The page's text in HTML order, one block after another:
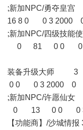
;新加NPC/勇夺
16 8 0 0 3 2000
;新加NPC/四级
0 81 0 0 0 3
装备升级大师
0 0 0 3 2000 0
;新加NPC/许愿
0 13 0 0 0 3
【功能商】/沙城情